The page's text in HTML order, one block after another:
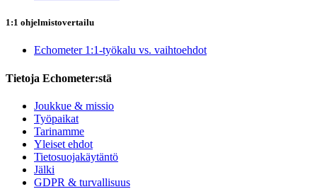
1:1 ohjelmistovertailu
Echometer 1:1-työkalu vs. vaihtoehdot
Tietoja Echometer:stä
Joukkue & missio
Työpaikat
Tarinamme
Yleiset ehdot
Tietosuojakäytäntö
Jälki
GDPR & turvallisuus